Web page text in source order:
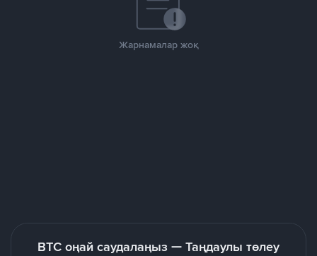
Жарнамалар жоқ
BTC оңай саудалаңыз — Таңдаулы төлеу